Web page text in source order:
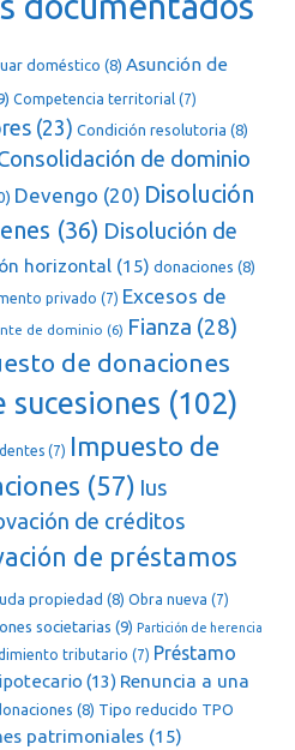
doméstico (8) Asunción de
Competencia territorial (7)
(23) Condición resolutoria (8)
de dominio
Devengo (20) Disolución
(36) Disolución de
horizontal (15) donaciones (8)
privado (7) Excesos de
de dominio (6) Fianza (28)
de donaciones
sucesiones (102)
(7) Impuesto de
(57) Ius
de créditos
de préstamos
propiedad (8) Obra nueva (7)
societarias (9) Partición de herencia
tributario (7) Préstamo
(13) Renuncia a una
(8) Tipo reducido TPO
patrimoniales (15)